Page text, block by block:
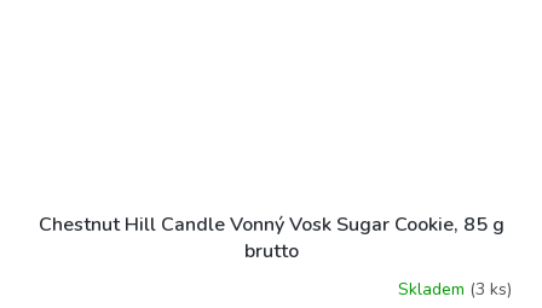
Chestnut Hill Candle Vonný Vosk Sugar Cookie, 85 g
brutto
Skladem (3 ks)